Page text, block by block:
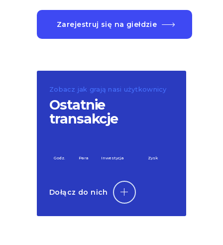
Zarejestruj się na giełdzie
Zobacz jak grają nasi użytkownicy
Ostatnie
transakcje
Godz. Para Inwestycja Zysk
Dołącz do nich